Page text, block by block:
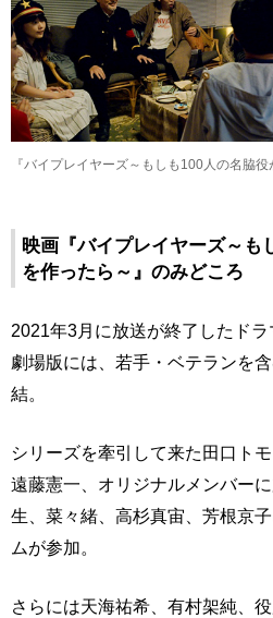
『バイプレイヤーズ～もしも100人の名脇役
映画『バイプレイヤーズ～も
を作ったら～』のみどころ
2021年3月に放送が終了したド
劇場版には、若手・ベテランを
結。
シリーズを牽引して来た田口ト
遠藤憲一、オリジナルメンバー
生、菜々緒、高杉真宙、芳根京
ムが参加。
さらには天海祐希、有村架純、